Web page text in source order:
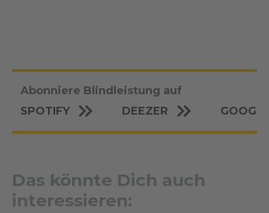
Abonniere Blindleistung auf
SPOTIFY
DEEZER
Das könnte Dich auch
interessieren: